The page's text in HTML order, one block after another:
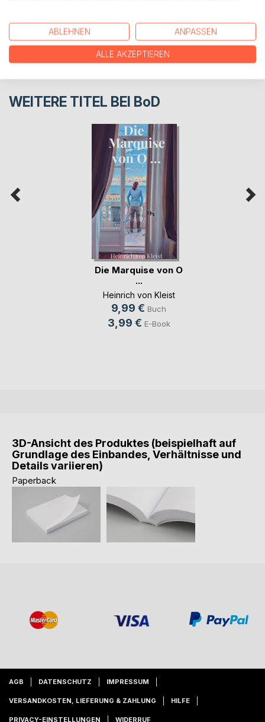
REZENSIONEN
WEITERE TITEL BEI BoD
Die Marquise von O
...
Heinrich von Kleist
9,99 € Buch
3,99 € E-Book
3D-Ansicht des Produktes (beispielhaft auf
Grundlage des Einbandes, Verhältnisse und
Details variieren)
Paperback
AGB DATENSCHUTZ IMPRESSUM
VERSANDKOSTEN, LIEFERUNG & ZAHLUNG HILFE
PRIVACY-EINSTELLUNGEN WIDERRUF
ABLEHNEN ANPASSEN
ALLE AKZEPTIEREN